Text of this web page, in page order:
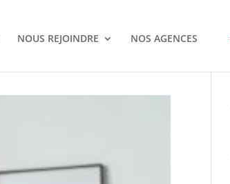
NOUS REJOINDRE NOS AGENCES